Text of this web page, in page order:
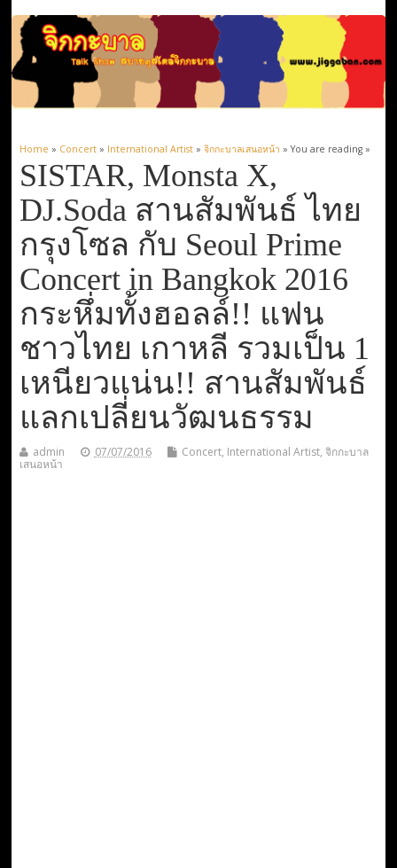
Home » Concert» International Artist» จิกกะบาลเสนอหน้า » You are reading »
SISTAR, Monsta X,
DJ.Soda สานสัมพันธ์ ไทย
กรุงโซล กับ Seoul Prime
Concert in Bangkok 2016
กระหึ่มทั้งฮอลล์!! แฟน
ชาวไทย เกาหลี รวมเป็น 1
เหนียวแน่น!! สานสัมพันธ์
แลกเปลี่ยนวัฒนธรรม
admin 07/07/2016 Concert, International Artist, จิกกะบาล
เสนอหน้า